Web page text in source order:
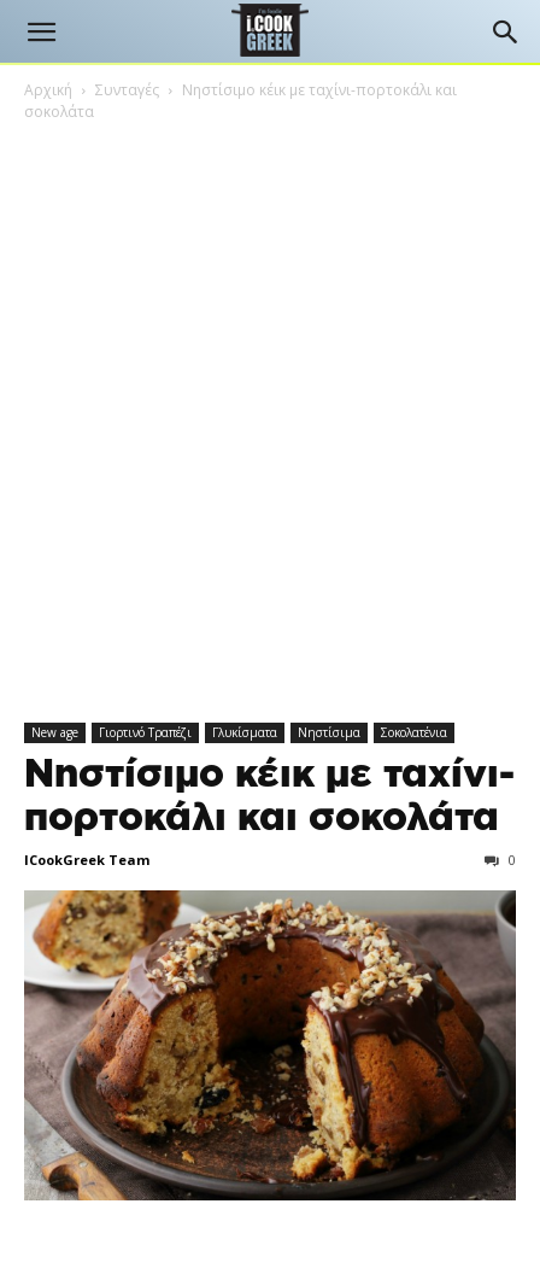
Αρχική Συνταγές
Νηστίσιμο κέικ με ταχίνι-πορτοκάλι και
σοκολάτα
New age Γιορτινό Tραπέζι Γλυκίσματα Νηστίσιμα Σοκολατένια
Νηστίσιμο κέικ με ταχίνι-
πορτοκάλι και σοκολάτα
ICookGreek Team 0